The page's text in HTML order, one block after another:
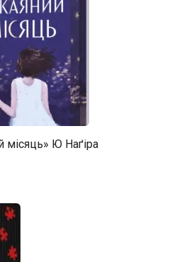
місяць» Ю Наґіра